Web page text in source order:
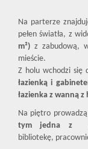
Na parterze
pełen światła, z
m²) z zabudową,
mieście.
Z holu wchodzi się
łazienką i
łazienka z wanną
Na piętro
tym jedna z
bibliotekę,